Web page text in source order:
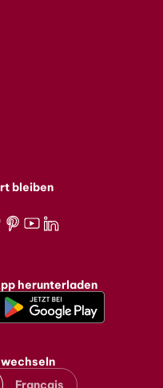
bleiben
herunterladen
Français